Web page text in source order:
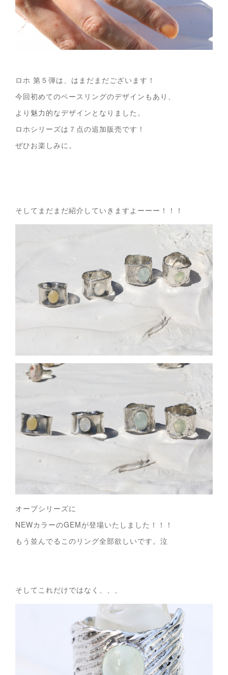
ロホ 第５弾は、はまだまだございます！
今回初めてのベースリングのデザインもあり、
より魅力的なデザインとなりました。
ロホシリーズは７点の追加販売です！
ぜひお楽しみに。
そしてまだまだ紹介していきますよーーー！！！
オーブシリーズに
NEWカラーのGEMが登場いたしました！！！
もう並んでるこのリング全部欲しいです。泣
そしてこれだけではなく、、、